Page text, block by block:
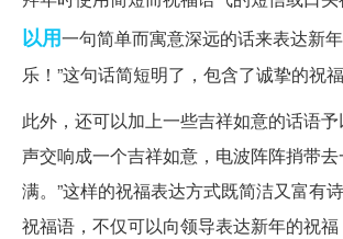
以用一句简单而寓意深远的话来表达新
乐！”这句话简短明了，包含了诚挚的祝
此外，还可以加上一些吉祥如意的话语
声交响成一个吉祥如意，电波阵阵捎带
满。”这样的祝福表达方式既简洁又富有
祝福语，不仅可以向领导表达新年的祝